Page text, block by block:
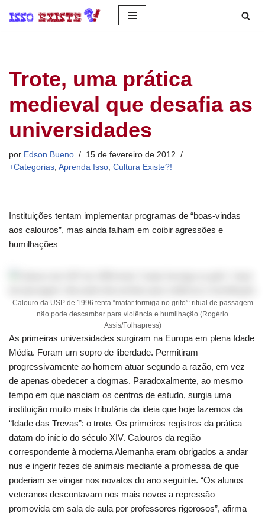
conteúdo
Trote, uma prática
medieval que desafia as
universidades
por Edson Bueno
15 de fevereiro de 2012
+Categorias, Aprenda Isso, Cultura Existe?!
Instituições tentam implementar programas de “boas-vindas
aos calouros”, mas ainda falham em coibir agressões e
humilhações
Calouro da USP de 1996 tenta “matar formiga no grito”: ritual de passagem
não pode descambar para violência e humilhação (Rogério
Assis/Folhapress)
As primeiras universidades surgiram na Europa em plena Idade
Média. Foram um sopro de liberdade. Permitiram
progressivamente ao homem atuar segundo a razão, em vez
de apenas obedecer a dogmas. Paradoxalmente, ao mesmo
tempo em que nasciam os centros de estudo, surgia uma
instituição muito mais tributária da ideia que hoje fazemos da
“Idade das Trevas”: o trote. Os primeiros registros da prática
datam do início do século XIV. Calouros da região
correspondente à moderna Alemanha eram obrigados a andar
nus e ingerir fezes de animais mediante a promessa de que
poderiam se vingar nos novatos do ano seguinte. “Os alunos
veteranos descontavam nos mais novos a repressão
promovida em sala de aula por professores rigorosos”, afirma